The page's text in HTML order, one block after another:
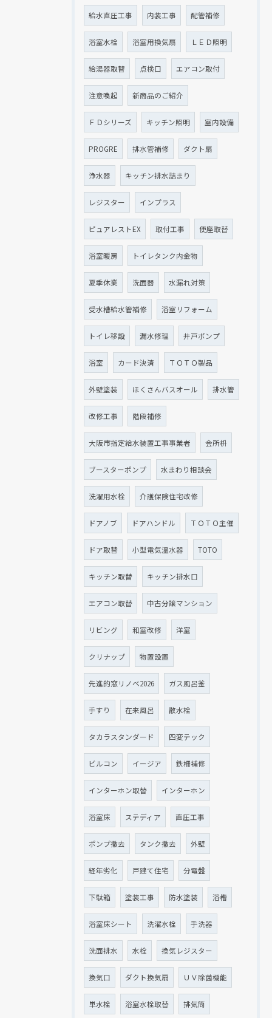
給水直圧工事 内装工事 配管補修
浴室水栓 浴室用換気扇 ＬＥＤ照明
給湯器取替 点検口 エアコン取付
注意喚起 新商品のご紹介
ＦＤシリーズ キッチン照明 室内設備
PROGRE 排水管補修 ダクト扇
浄水器 キッチン排水詰まり
レジスター インプラス
ピュアレストEX 取付工事 便座取替
浴室暖房 トイレタンク内金物
夏季休業 洗面器 水漏れ対策
受水槽給水管補修 浴室リフォーム
トイレ移設 漏水修理 井戸ポンプ
浴室 カード決済 ＴＯＴＯ製品
外壁塗装 ほくさんバスオール 排水管
改修工事 階段補修
大阪市指定給水装置工事事業者 会所枡
ブースターポンプ 水まわり相談会
洗濯用水栓 介護保険住宅改修
ドアノブ ドアハンドル ＴＯＴＯ主催
ドア取替 小型電気温水器 TOTO
キッチン取替 キッチン排水口
エアコン取替 中古分譲マンション
リビング 和室改修 洋室
クリナップ 物置設置
先進的窓リノベ2026 ガス風呂釜
手すり 在来風呂 散水栓
タカラスタンダード 四変テック
ビルコン イージア 鉄柵補修
インターホン取替 インターホン
浴室床 ステディア 直圧工事
ポンプ撤去 タンク撤去 外壁
経年劣化 戸建て住宅 分電盤
下駄箱 塗装工事 防水塗装 浴槽
浴室床シート 洗濯水栓 手洗器
洗面排水 水栓 換気レジスター
換気口 ダクト換気扇 ＵＶ除菌機能
単水栓 浴室水栓取替 排気筒